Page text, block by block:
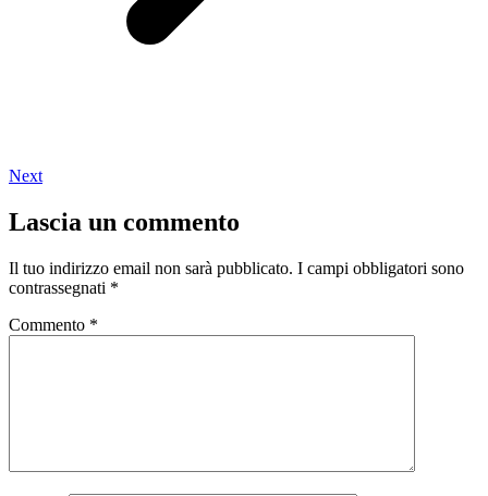
Next
Lascia un commento
Il tuo indirizzo email non sarà pubblicato. I campi obbligatori sono
contrassegnati *
Commento *